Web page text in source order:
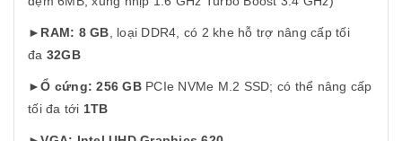
► RAM: 8 GB , loại DDR4, có 2 khe hỗ trợ nâng cấp tối
đa 32GB
►Ổ cứng:256 GBPCIe NVMe M.2 SSD; có thể nâng cấp
tối đa tới 1TB